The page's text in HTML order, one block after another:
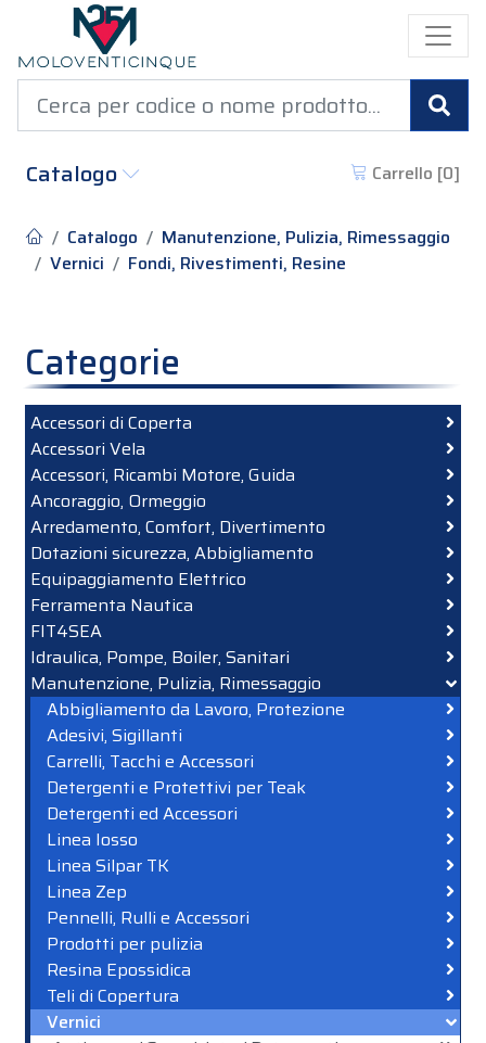
Catalogo
Carrello [0]
Catalogo
Manutenzione, Pulizia, Rimessaggio
Vernici
Fondi, Rivestimenti, Resine
Categorie
Accessori di Coperta
Accessori Vela
Accessori, Ricambi Motore, Guida
Ancoraggio, Ormeggio
Arredamento, Comfort, Divertimento
Dotazioni sicurezza, Abbigliamento
Equipaggiamento Elettrico
Ferramenta Nautica
FIT4SEA
Idraulica, Pompe, Boiler, Sanitari
Manutenzione, Pulizia, Rimessaggio
Abbigliamento da Lavoro, Protezione
Adesivi, Sigillanti
Carrelli, Tacchi e Accessori
Detergenti e Protettivi per Teak
Detergenti ed Accessori
Linea Iosso
Linea Silpar TK
Linea Zep
Pennelli, Rulli e Accessori
Prodotti per pulizia
Resina Epossidica
Teli di Copertura
Vernici